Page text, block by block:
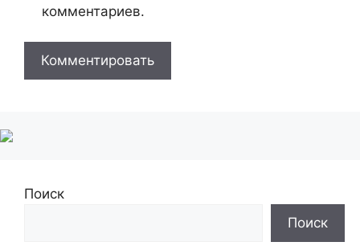
комментариев.
Поиск
Поиск